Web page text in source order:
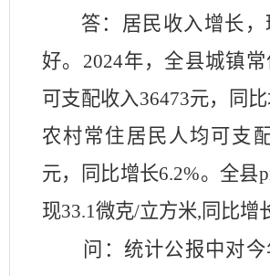
答：居民收入增长，
好。 2024年，全县城镇
可支配收入36473元，同比
农村常住居民人均可支
元，同比增长6.2%。全县
现33.1微克/立方米,同比增
问：统计公报中对今